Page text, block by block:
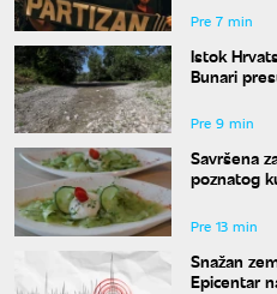
Pre 7 min
Istok
Bunari
Pre 9 min
Savršena
poznatog
Pre 13 min
Snažan
Epicentar